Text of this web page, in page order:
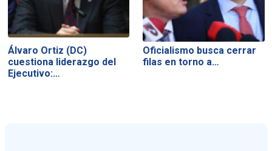
Álvaro Ortiz (DC)
cuestiona liderazgo del
Ejecutivo:…
Oficialismo busca cerrar
filas en torno a…